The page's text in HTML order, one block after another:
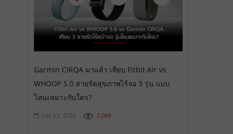
Garmin CIRQA มาแล้ว เทียบ Fitbit Air vs
WHOOP 5.0 สายรัดสุขภาพไร้จอ 3 รุ่น แบบ
ไหนเหมาะกับใคร?
July 22, 2026 2,088